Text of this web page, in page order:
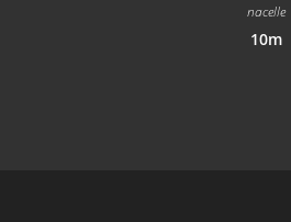
nacelle
10m